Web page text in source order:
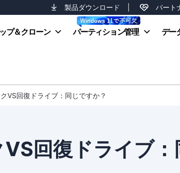
製品ダウンロード パート
プ＆クローン パーティション管理 デー
VS回復ドライブ：同じですか？
回復ドライブ